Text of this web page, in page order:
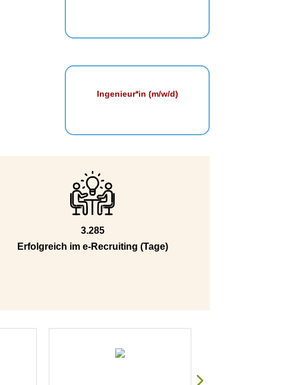
Ingenieur*in (m/w/d)
3.285
Erfolgreich im e-Recruiting (Tage)